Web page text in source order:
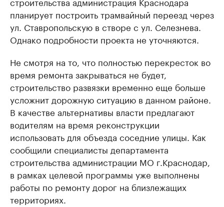
планирует построить трамвайный переезд через
ул. Ставропольскую в створе с ул. Селезнева.
Однако подробности проекта не уточняются.
Не смотря на то, что полностью перекресток во
время ремонта закрываться не будет,
строительство развязки временно еще больше
усложнит дорожную ситуацию в данном районе.
В качестве альтернативы власти предлагают
водителям на время реконструкции
использовать для объезда соседние улицы. Как
сообщили специалисты департамента
строительства администрации МО г.Краснодар,
в рамках целевой программы уже выполнены
работы по ремонту дорог на близлежащих
территориях.